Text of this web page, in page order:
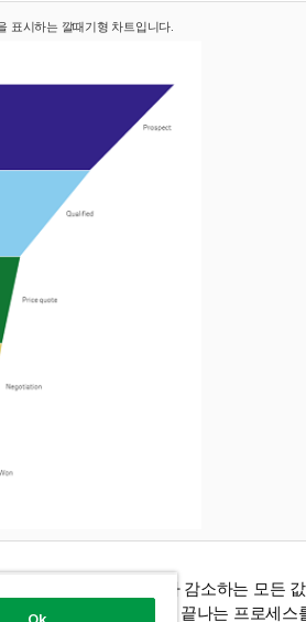
표시하는 깔때기형 차트입니다.
값을 표시합니다. 크기가 감소하는 모든
점차 줄어드는 비율로 끝나는 프로세스